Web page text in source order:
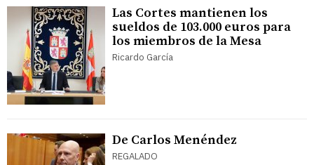
Las Cortes mantienen los
sueldos de 103.000 euros para
los miembros de la Mesa
Ricardo García
De Carlos Menéndez
REGALADO